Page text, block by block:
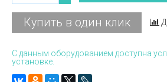
Купить в один клик
С данным оборудованием доступна
установке.